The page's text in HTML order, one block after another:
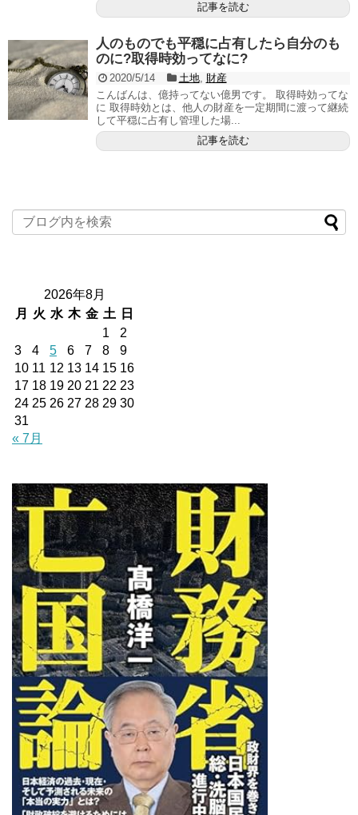
記事を読む
人のものでも平穏に占有したら自分のも
のに?取得時効ってなに?
2020/5/14 土地, 財産
こんばんは、億持ってない億男です。 取得時効ってな
に 取得時効とは、他人の財産を一定期間に渡って継続
して平穏に占有し管理した場...
記事を読む
2026年8月
月
火 水 木 金 土
日
1
2
3
4 5 6 7 8
9
10 11 12 13 14 15 16
17 18 19 20 21 22 23
24 25 26 27 28 29 30
31
« 7月